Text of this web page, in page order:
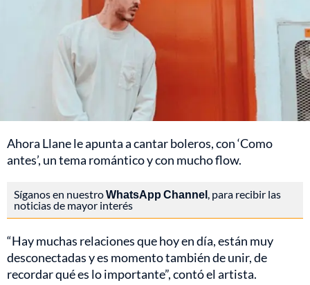
Ahora Llane le apunta a cantar boleros, con ‘Como
antes’, un tema romántico y con mucho flow.
Síganos en nuestroWhatsApp Channel, para recibir las
noticias de mayor interés
“Hay muchas relaciones que hoy en día, están muy
desconectadas y es momento también de unir, de
recordar qué es lo importante”, contó el artista.